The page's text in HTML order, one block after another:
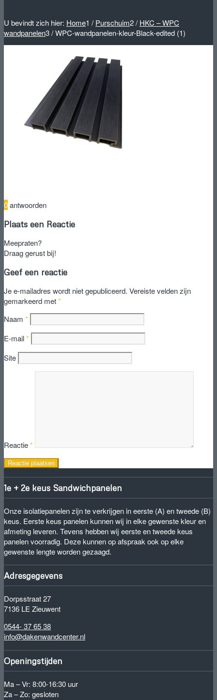
U bevindt zich hier: Home1 / Purschuim2/ HKC – WPC
wandpanelen3/WPC-wandpanelen-kleur-Black-edited (1)
0antwoorden
Plaats een Reactie
Meepraten?
Draag gerust bij!
Geef een reactie
Je e-mailadres wordt niet gepubliceerd. Vereiste velden zijn
gemarkeerd met*
Naam *
E-mail*
Site
Reactie*
1e + 2e keus Sandwichpanelen
Onze isolatiepanelen zijn te verkrijgen in eerste (A) en tweede (B)
keus. Eerste keus panelen kunnen wij in elke gewenste kleur en
afmeting leveren. Tevens hebben wij eerste en tweede keus
panelen voorradig. Deze kunnen op afspraak ook op elke
gewenste lengte worden gezaagd.
Adresgegevens
Dorpsstraat 27
7136 LE Zieuwent
0544- 37 65 38
info@dakenwandcenter.nl
Openingstijden
Ma – Vr: 8:00-16:30 uur
Za – Zo: gesloten